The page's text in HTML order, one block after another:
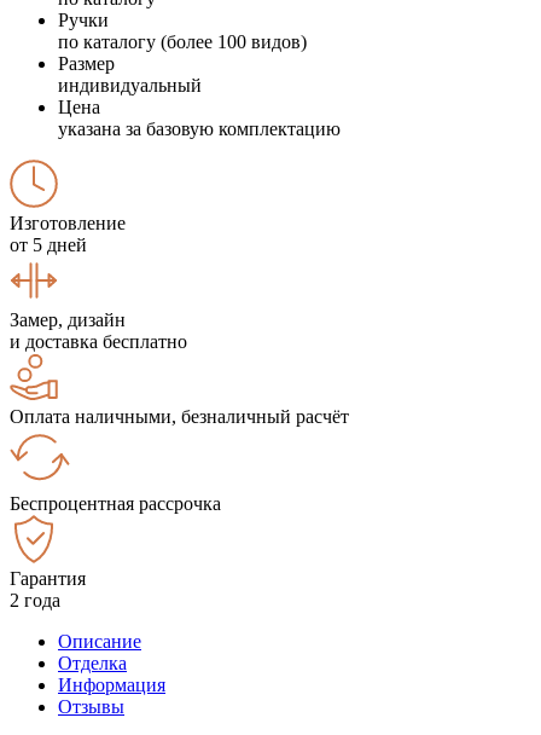
Ручки
по каталогу (более 100 видов)
Размер
индивидуальный
Цена
указана за базовую комплектацию
Изготовление
от 5 дней
Замер, дизайн
и доставка бесплатно
Оплата наличными, безналичный расчёт
Беспроцентная рассрочка
Гарантия
2 года
Описание
Отделка
Информация
Отзывы